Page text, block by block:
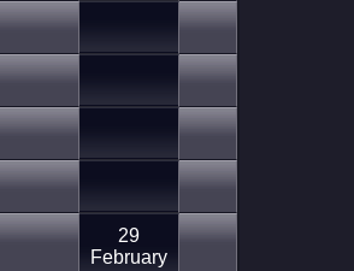
29
February